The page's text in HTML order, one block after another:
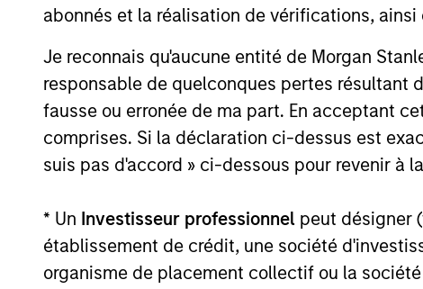
abonnés et la réalisation de vérifications,
Je reconnais qu'aucune entité de Morgan
responsable de quelconques pertes résultant
fausse ou erronée de ma part. En acceptant
comprises. Si la déclaration ci-dessus est
suis pas d'accord » ci-dessous pour revenir à
* Un Investisseur professionnel peut désigner
établissement de crédit, une société
organisme de placement collectif ou la
May not represent all Team Members.
The information on this page is for informational
offering of advisory services or an offer to sell
purchase or sale would be unlawful under the
All investing involves risks, including a loss of
Please refer to the strategy detail page for
Morgan Stanley